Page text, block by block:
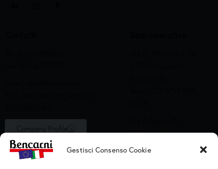
Gestisci Consenso Cookie
Company Profile
37060 Nogarole
Rocca (VR)